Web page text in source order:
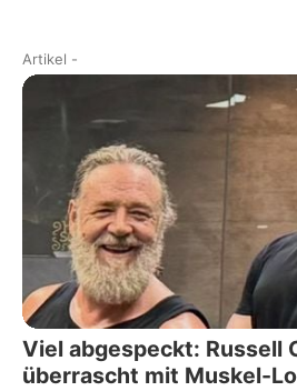
Artikel -
Viel abgespeckt: Russell
überrascht mit Muskel-